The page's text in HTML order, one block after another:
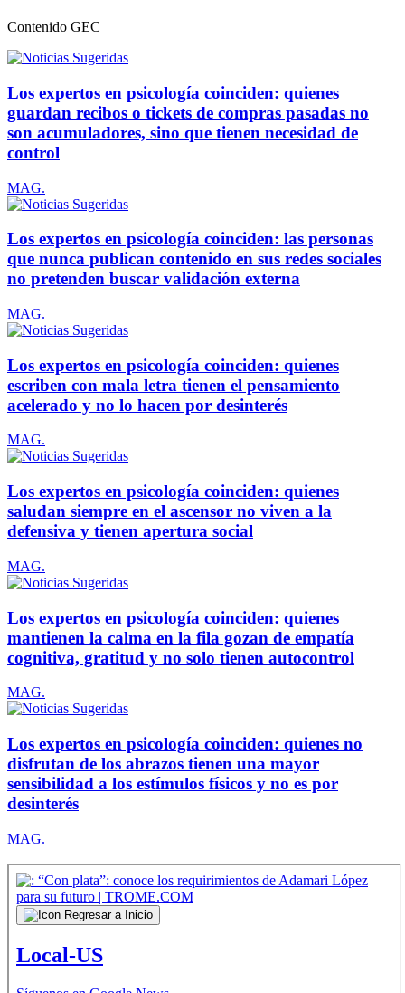
Contenido GEC
Los expertos en psicología coinciden: quienes
guardan recibos o tickets de compras pasadas no
son acumuladores, sino que tienen necesidad de
control
MAG.
Los expertos en psicología coinciden: las personas
que nunca publican contenido en sus redes sociales
no pretenden buscar validación externa
MAG.
Los expertos en psicología coinciden: quienes
escriben con mala letra tienen el pensamiento
acelerado y no lo hacen por desinterés
MAG.
Los expertos en psicología coinciden: quienes
saludan siempre en el ascensor no viven a la
defensiva y tienen apertura social
MAG.
Los expertos en psicología coinciden: quienes
mantienen la calma en la fila gozan de empatía
cognitiva, gratitud y no solo tienen autocontrol
MAG.
Los expertos en psicología coinciden: quienes no
disfrutan de los abrazos tienen una mayor
sensibilidad a los estímulos físicos y no es por
desinterés
MAG.